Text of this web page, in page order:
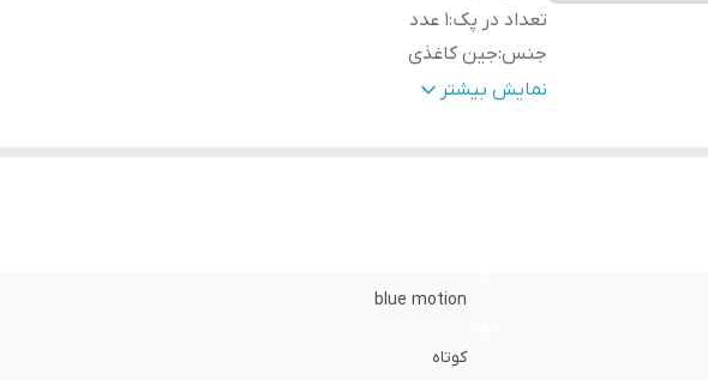
تعداد در پک:1 عدد
جنس:جین کاغذی
جنیست:زنانه
نمایش بیشتر
blue motion
کوتاه